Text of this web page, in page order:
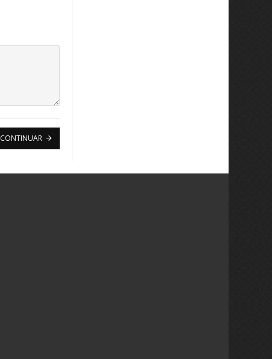
CONTINUAR